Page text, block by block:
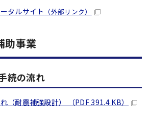
タルサイト （外部リンク）
助事業
続の流れ
（耐震補強設計） （PDF 391.4 KB）